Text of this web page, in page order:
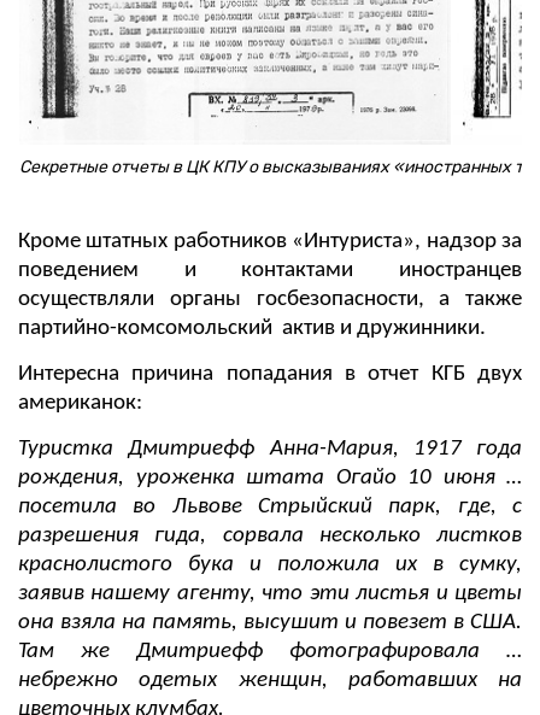
Секретные отчеты в ЦК КПУ о высказываниях «иностранных
Кроме штатных работников «Интуриста», надзор за
поведением и контактами иностранцев
осуществляли органы госбезопасности, а также
партийно-комсомольский актив и дружинники.
Интересна причина попадания в отчет КГБ двух
американок:
Туристка Дмитриефф Анна-Мария, 1917 года
рождения, уроженка штата Огайо 10 июня …
посетила во Львове Стрыйский парк, где, с
разрешения гида, сорвала несколько листков
краснолистого бука и положила их в сумку,
заявив нашему агенту, что эти листья и цветы
она взяла на память, высушит и повезет в США.
Там же Дмитриефф фотографировала …
небрежно одетых женщин, работавших на
цветочных клумбах.